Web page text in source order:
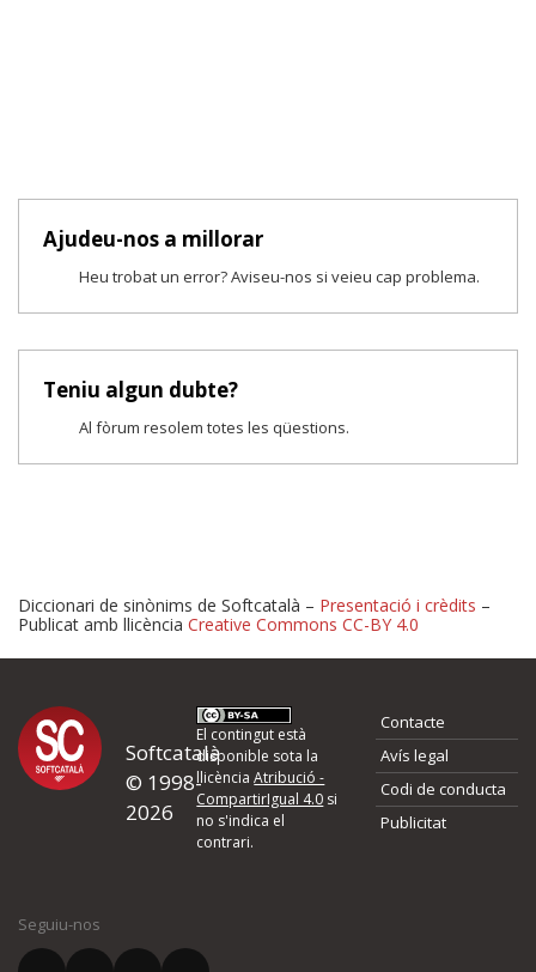
Ajudeu-nos a millorar
Heu trobat un error? Aviseu-nos si veieu cap problema.
Teniu algun dubte?
Al fòrum resolem totes les qüestions.
Proposeu-nos millores o
d'errors
Si heu trobat un error o voleu proposar alguna millora, ompliu els
quina és la millora que proposeu o l'error del qual voleu informar-
Diccionari de sinònims de Softcatalà – Presentació i crèdits –
Publicat amb llicència Creative Commons CC-BY 4.0
Softcatalà
© 1998-
2026
El contingut està
disponible sota la
llicènciaAtribució -
CompartirIgual 4.0 si
no s'indica el
contrari.
Contacte
Avís legal
Codi de conducta
Publicitat
Seguiu-nos